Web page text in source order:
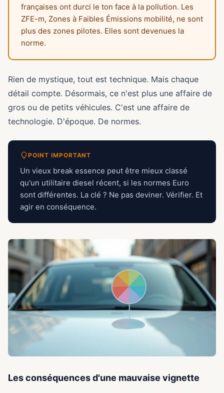
françaises ont durci le ton face à la pollution. Les
ZFE-m, Zones à Faibles Émissions mobilité, ne sont
plus des zones pilotes. Elles sont devenues la
norme.
Rien de mystique, tout est technique. Mais chaque
détail compte. Désormais, ce n'est plus une affaire de
gros ou de petits véhicules. C'est une affaire de
technologie. D'époque. De normes.
POINT IMPORTANT
Un vieux break essence peut être mieux classé
qu'un utilitaire diesel récent, si les normes Euro
sont différentes. La clé ? Ne pas deviner. Vérifier. Et
agir en conséquence.
Les conséquences d'une mauvaise vignette